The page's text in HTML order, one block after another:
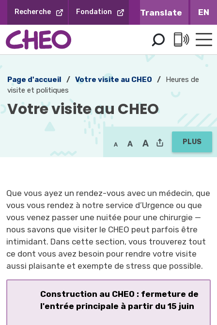
contenu
Recherche Fondation EN
PLUS
Page d'accueil Votre visite au CHEO
Heures de
visite et politiques
Votre visite au CHEO
Que vous ayez un rendez-vous avec un médecin, que
vous vous rendez à notre service d’Urgence ou que
vous venez passer une nuitée pour une chirurgie —
nous savons que visiter le CHEO peut parfois être
intimidant. Dans cette section, vous trouverez tout
ce dont vous avez besoin pour rendre votre visite
aussi plaisante et exempte de stress que possible.
Construction au CHEO : fermeture de
l'entrée principale à partir du 15 juin